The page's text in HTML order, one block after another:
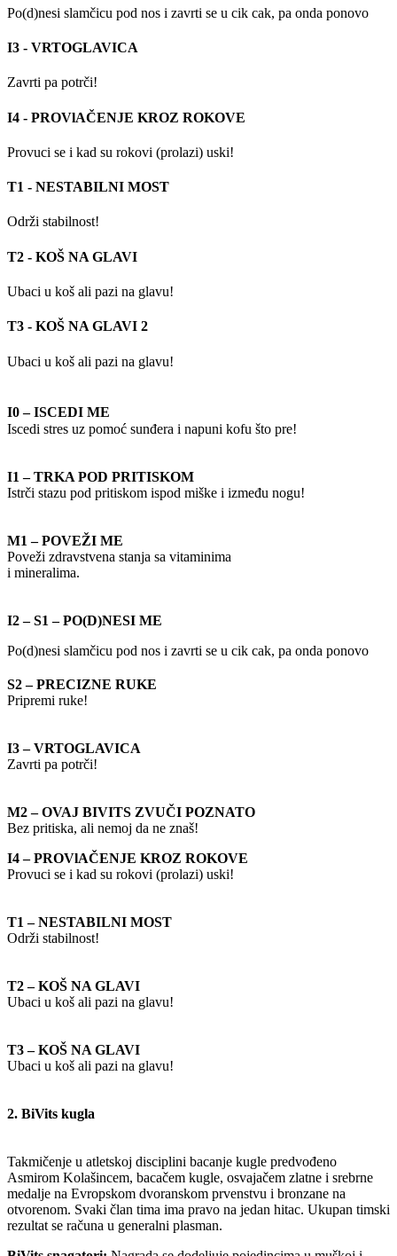
Po(d)nesi slamčicu pod nos i zavrti se u cik cak, pa onda ponovo
I3 - VRTOGLAVICA
Zavrti pa potrči!
I4 - PROVlAČENJE KROZ ROKOVE
Provuci se i kad su rokovi (prolazi) uski!
T1 - NESTABILNI MOST
Održi stabilnost!
T2 - KOŠ NA GLAVI
Ubaci u koš ali pazi na glavu!
T3 - KOŠ NA GLAVI 2
Ubaci u koš ali pazi na glavu!
I0 – ISCEDI ME
Iscedi stres uz pomoć sunđera i napuni kofu što pre!
I1 – TRKA POD PRITISKOM
Istrči stazu pod pritiskom ispod miške i između nogu!
M1 – POVEŽI ME
Poveži zdravstvena stanja sa vitaminima
i mineralima.
I2 – S1 – PO(D)NESI ME
Po(d)nesi slamčicu pod nos i zavrti se u cik cak, pa onda ponovo
S2 – PRECIZNE RUKE
Pripremi ruke!
I3 – VRTOGLAVICA
Zavrti pa potrči!
M2 – OVAJ BIVITS ZVUČI POZNATO
Bez pritiska, ali nemoj da ne znaš!
I4 – PROVlAČENJE KROZ ROKOVE
Provuci se i kad su rokovi (prolazi) uski!
T1 – NESTABILNI MOST
Održi stabilnost!
T2 – KOŠ NA GLAVI
Ubaci u koš ali pazi na glavu!
T3 – KOŠ NA GLAVI
Ubaci u koš ali pazi na glavu!
2. BiVits kugla
Takmičenje u atletskoj disciplini bacanje kugle predvođeno
Asmirom Kolašincem, bacačem kugle, osvajačem zlatne i srebrne
medalje na Evropskom dvoranskom prvenstvu i bronzane na
otvorenom. Svaki član tima ima pravo na jedan hitac. Ukupan timski
rezultat se računa u generalni plasman.